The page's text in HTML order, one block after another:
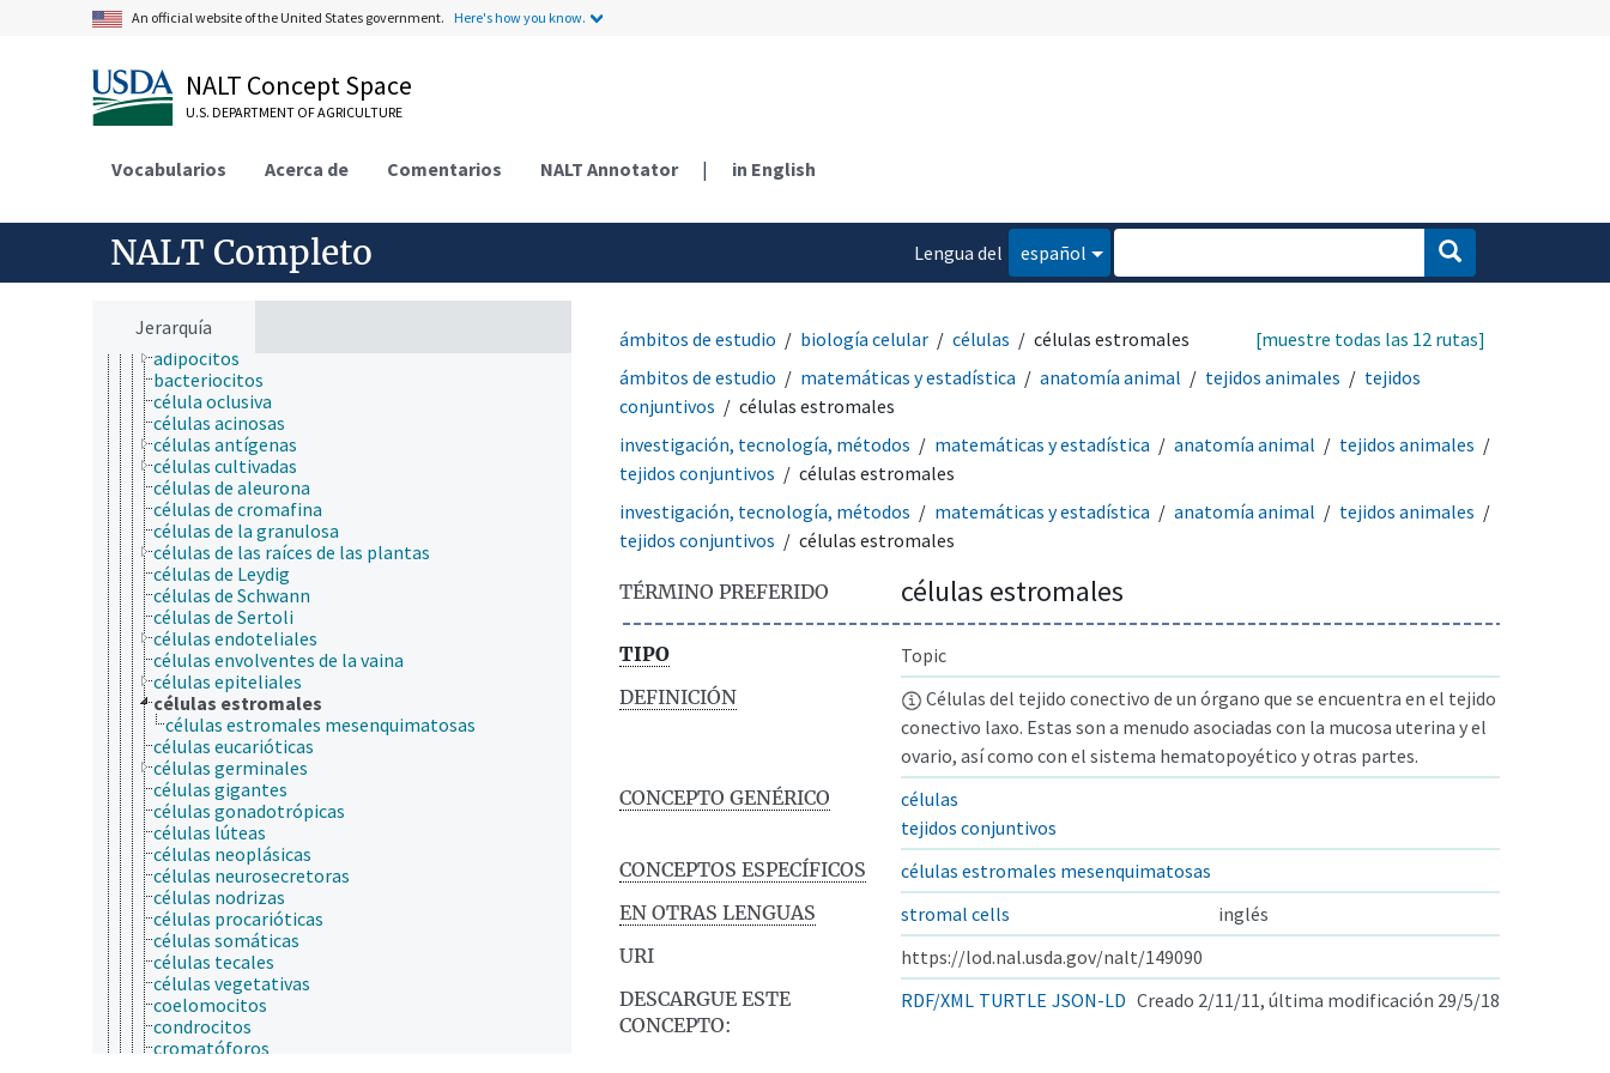
An official website of the United States government. Here's how you know.
NALT Concept Space
U.S. DEPARTMENT OF AGRICULTURE
Vocabularios Acerca de Comentarios NALT Annotator | in English
NALT Completo
Lengua del
español
Jerarquía
ámbitos de estudio
acuicultura
agricultura
apicultura
bioinformática
biología celular
agregados celulares
células
adipocitos
bacteriocitos
célula oclusiva
células acinosas
células antígenas
células cultivadas
células de aleurona
células de cromafina
células de la granulosa
células de las raíces de las plantas
células de Leydig
células de Schwann
células de Sertoli
células endoteliales
células envolventes de la vaina
células epiteliales
células estromales
células estromales mesenquimatosas
células eucarióticas
células germinales
células gigantes
células gonadotrópicas
células lúteas
células neoplásicas
células neurosecretoras
células nodrizas
células procarióticas
células somáticas
células tecales
células vegetativas
coelomocitos
condrocitos
cromatóforos
ámbitos de estudio biología celular células células estromales
[muestre todas las 12 rutas]
ámbitos de estudio
matemáticas y estadística anatomía animal tejidos animales
tejidos
conjuntivos
células estromales
investigación, tecnología, métodos
matemáticas y estadística anatomía animal
tejidos animales
tejidos conjuntivos
células estromales
investigación, tecnología, métodos
matemáticas y estadística anatomía animal
tejidos animales
tejidos conjuntivos
células estromales
TÉRMINO PREFERIDO células estromales
TIPO
Topic
DEFINICIÓN
Células del tejido conectivo de un órgano que se encuentra en el tejido
conectivo laxo. Estas son a menudo asociadas con la mucosa uterina y el
ovario, así como con el sistema hematopoyético y otras partes.
CONCEPTO GENÉRICO
células
tejidos conjuntivos
CONCEPTOS ESPECÍFICOS
células estromales mesenquimatosas
EN OTRAS LENGUAS
stromal cells
inglés
URI
https://lod.nal.usda.gov/nalt/149090
DESCARGUE ESTE
CONCEPTO:
RDF/XML TURTLE JSON-LD Creado 2/11/11, última modificación 29/5/18